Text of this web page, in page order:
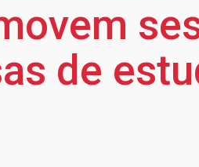
de